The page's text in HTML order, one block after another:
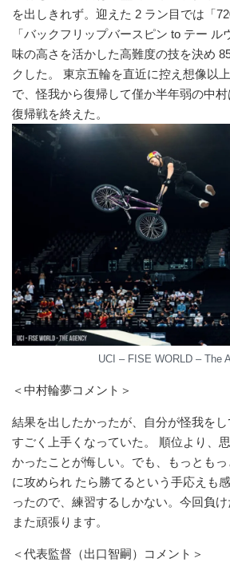
を出しきれず。迎えた 2 ラン⽬では「
「バックフリップバースピン to テー ル
味の⾼さを活かした⾼難度の技を決め
クした。 東京五輪を直近に控え想像以
で、怪我から復帰して僅か半年弱の中
復帰戦を終えた。
UCI – FISE WORLD – The
＜中村輪夢コメント＞
結果を出したかったが、⾃分が怪我を
すごく上⼿くなっていた。 順位より、
かったことが悔しい。でも、もっとも
に攻められ たら勝てるという⼿応えも
ったので、練習するしかない。今回負け
また頑張ります。
＜代表監督（出⼝智嗣）コメント＞